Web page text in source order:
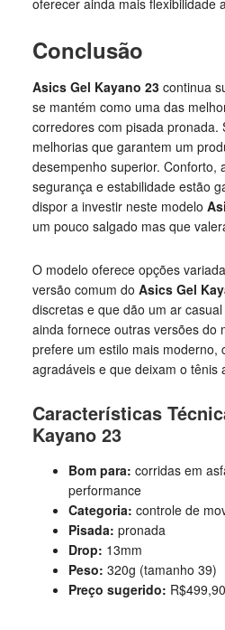
oferecer ainda mais flexibilidade
Conclusão
Asics Gel Kayano 23 continua
se mantém como uma das
corredores com pisada pronada.
melhorias que garantem um
desempenho superior. Conforto,
segurança e estabilidade estão
dispor a investir neste modelo
um pouco salgado mas que
O modelo oferece opções
versão comum do Asics Gel
discretas e que dão um ar
ainda fornece outras versões do
prefere um estilo mais moderno,
agradáveis e que deixam o tênis
Características
Kayano 23
Bom para: corridas em
performance
Categoria: controle de
Pisada: pronada
Drop: 13mm
Peso: 320g (tamanho 39)
Preço sugerido: R$499,90